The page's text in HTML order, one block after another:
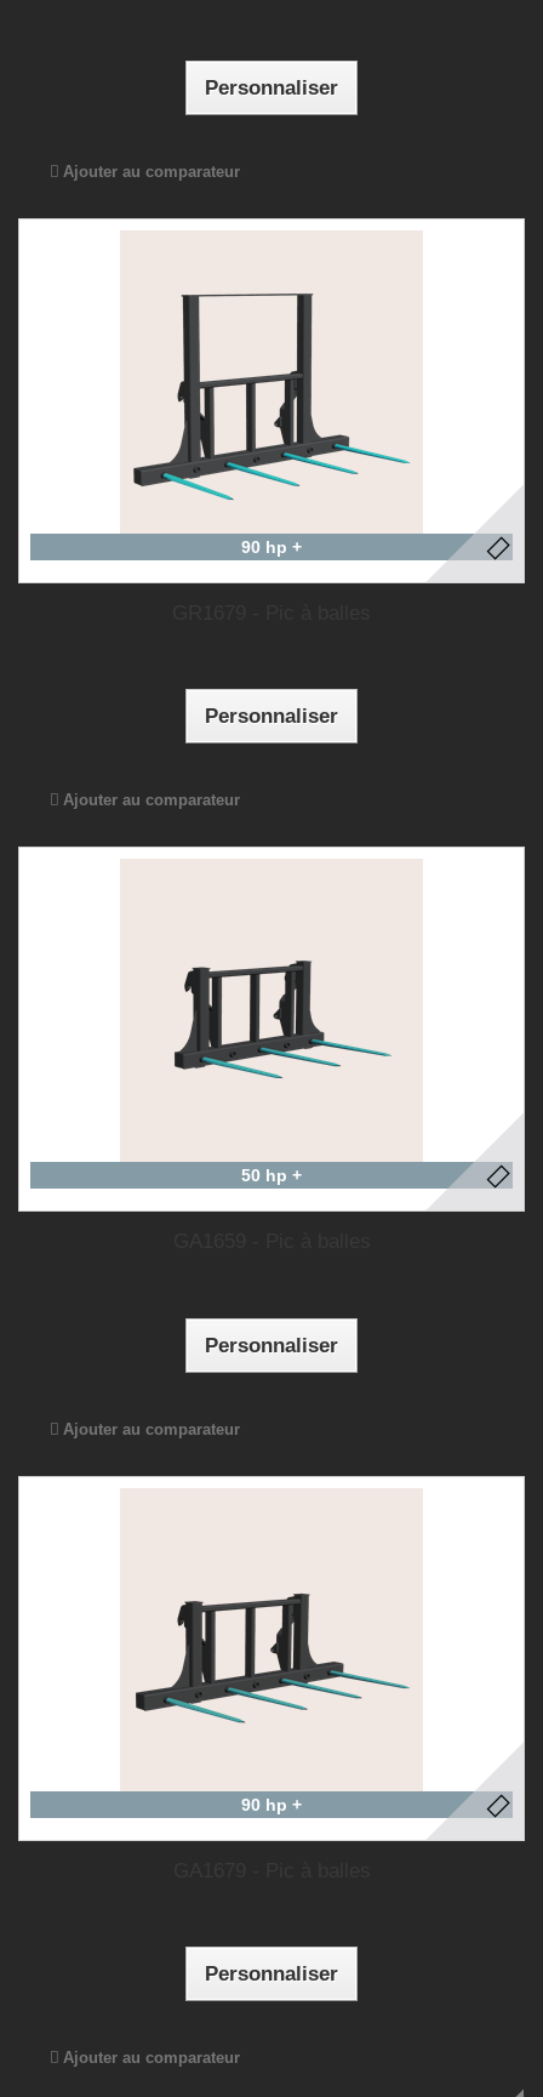
Personnaliser
Ajouter au comparateur
90 hp +
Personnaliser
Ajouter au comparateur
50 hp +
Personnaliser
Ajouter au comparateur
90 hp +
Personnaliser
Ajouter au comparateur